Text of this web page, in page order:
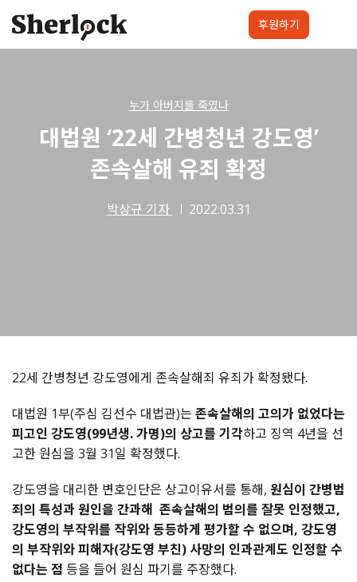
content
후원하기
누가 아버지를 죽였나
대법원 ‘22세 간병청년 강도영’
존속살해 유죄 확정
박상규 기자 2022.03.31
22세 간병청년 강도영에게 존속살해죄 유죄가 확정됐다.
대법원 1부(주심 김선수 대법관)는 존속살해의 고의가 없었다는
피고인 강도영(99년생. 가명)의 상고를 기각하고 징역 4년을 선
고한 원심을 3월 31일 확정했다.
강도영을 대리한 변호인단은 상고이유서를 통해, 원심이 간병범
죄의 특성과 원인을 간과해 존속살해의 범의를 잘못 인정했고,
강도영의 부작위를 작위와 동등하게 평가할 수 없으며, 강도영
의 부작위와 피해자(강도영 부친) 사망의 인과관계도 인정할 수
없다는 점 등을 들어 원심 파기를 주장했다.